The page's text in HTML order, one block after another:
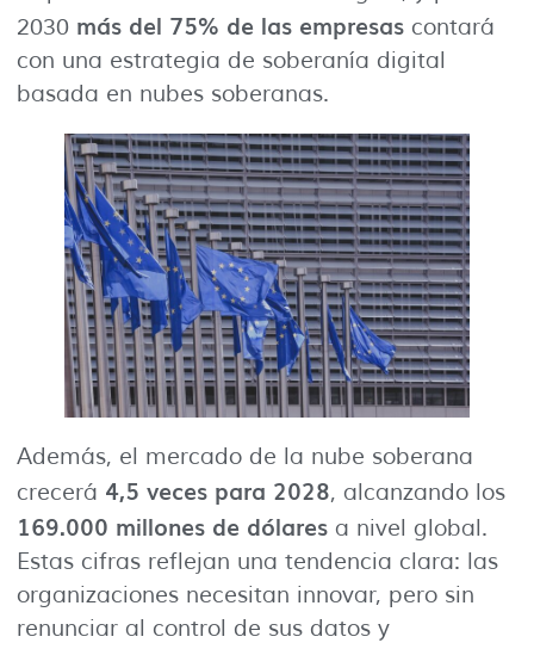
2030 más del 75% de las empresas contará
con una estrategia de soberanía digital
basada en nubes soberanas.
Además, el mercado de la nube soberana
crecerá 4,5 veces para 2028, alcanzando los
169.000 millones de dólares a nivel global.
Estas cifras reflejan una tendencia clara: las
organizaciones necesitan innovar, pero sin
renunciar al control de sus datos y